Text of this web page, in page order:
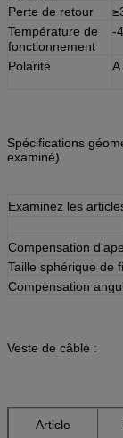
Perte de retour
Température de
fonctionnement
-
Polarité A
Spécifications
examiné)
Examinez les
Compensation
Taille sphérique de
Compensation
Veste de câble :
Article